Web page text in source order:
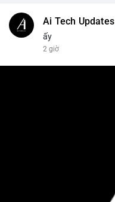
Ai Tech Updates
ấy
2 giờ